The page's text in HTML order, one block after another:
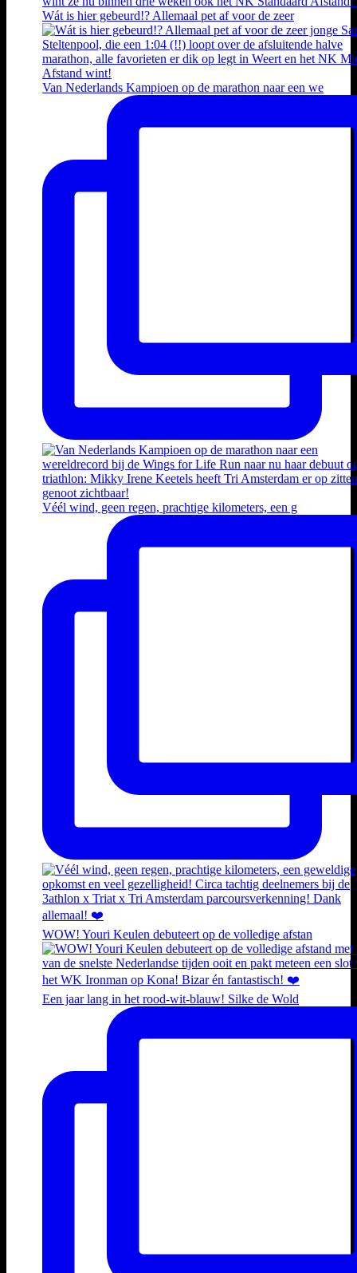
Wát is hier gebeurd!? Allemaal pet af voor de zeer
Van Nederlands Kampioen op de marathon naar een we
Véél wind, geen regen, prachtige kilometers, een g
WOW! Youri Keulen debuteert op de volledige afstan
Een jaar lang in het rood-wit-blauw! Silke de Wold